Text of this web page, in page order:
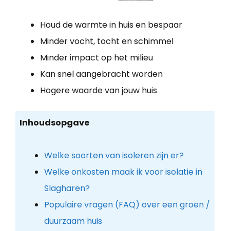
Houd de warmte in huis en bespaar
Minder vocht, tocht en schimmel
Minder impact op het milieu
Kan snel aangebracht worden
Hogere waarde van jouw huis
Inhoudsopgave
Welke soorten van isoleren zijn er?
Welke onkosten maak ik voor isolatie in
Slagharen?
Populaire vragen (FAQ) over een groen /
duurzaam huis